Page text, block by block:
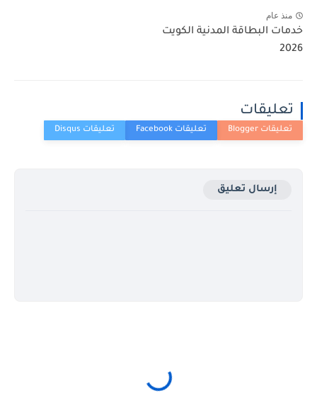
منذ عام
خدمات البطاقة المدنية الكويت
2026
تعليقات
إرسال تعليق